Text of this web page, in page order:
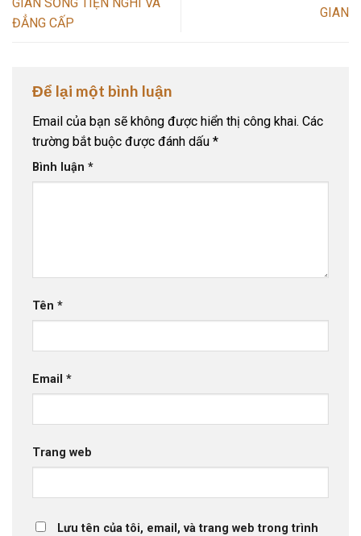
ĐẲNG CẤP
GIAN
Để lại một bình luận
Email của bạn sẽ không được hiển thị công khai. Các
trường bắt buộc được đánh dấu *
Bình luận *
Tên *
Email *
Trang web
Lưu tên của tôi, email, và trang web trong trình